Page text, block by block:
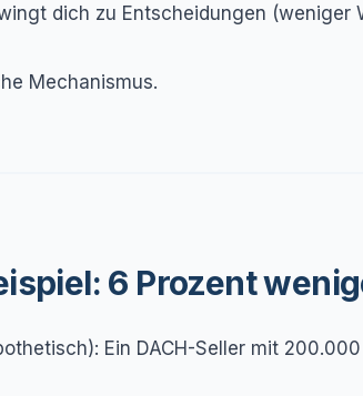
dich zu Entscheidungen (weniger
Mechanismus.
6 Prozent
Ein DACH-Seller mit